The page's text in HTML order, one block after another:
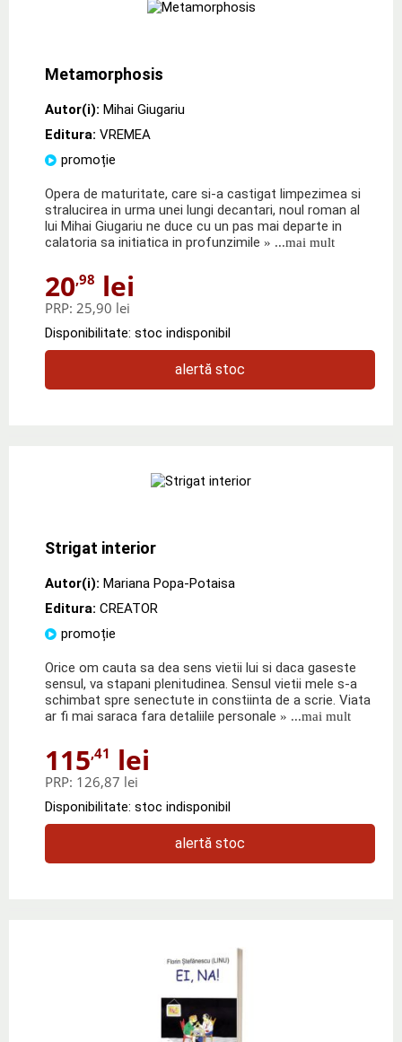
Metamorphosis
Autor(i): Mihai Giugariu
Editura: VREMEA
promoție
Opera de maturitate, care si-a castigat limpezimea si
stralucirea in urma unei lungi decantari, noul roman al
lui Mihai Giugariu ne duce cu un pas mai departe in
calatoria sa initiatica in profunzimile » ...mai mult
20,98 lei
PRP: 25,90 lei
Disponibilitate: stoc indisponibil
alertă stoc
Strigat interior
Autor(i): Mariana Popa-Potaisa
Editura: CREATOR
promoție
Orice om cauta sa dea sens vietii lui si daca gaseste
sensul, va stapani plenitudinea. Sensul vietii mele s-a
schimbat spre senectute in constiinta de a scrie. Viata
ar fi mai saraca fara detaliile personale » ...mai mult
115,41 lei
PRP: 126,87 lei
Disponibilitate: stoc indisponibil
alertă stoc